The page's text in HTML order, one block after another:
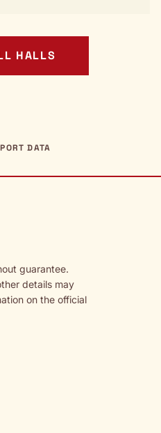
HALLS
DATA
guarantee.
details may
on the official